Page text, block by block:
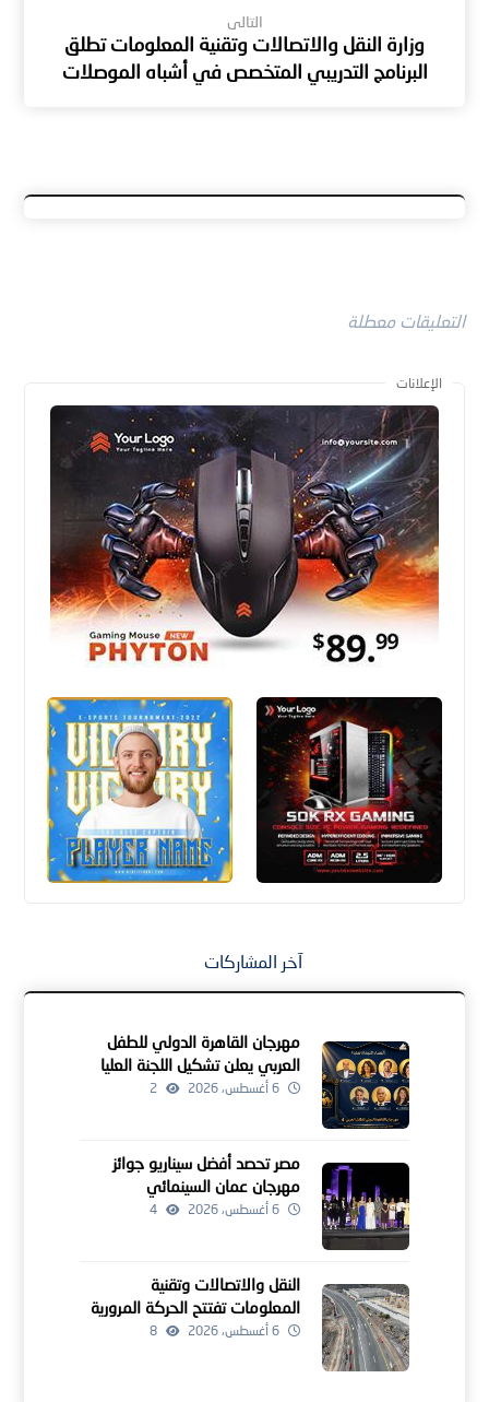
التالى
وزارة النقل والاتصالات وتقنية المعلومات تطلق
البرنامج التدريبي المتخصص في أشباه الموصلات
التعليقات معطلة
الإعلانات
آخر المشاركات
مهرجان القاهرة الدولي للطفل
العربي يعلن تشكيل اللجنة العليا
للدورة الرابعة
6 أغسطس، 2026 2
مصر تحصد أفضل سيناريو جوائز
مهرجان عمان السينمائي
6 أغسطس، 2026 4
النقل والاتصالات وتقنية
المعلومات تفتتح الحركة المرورية
لمشروعين للطرق بالداخلية
6 أغسطس، 2026 8